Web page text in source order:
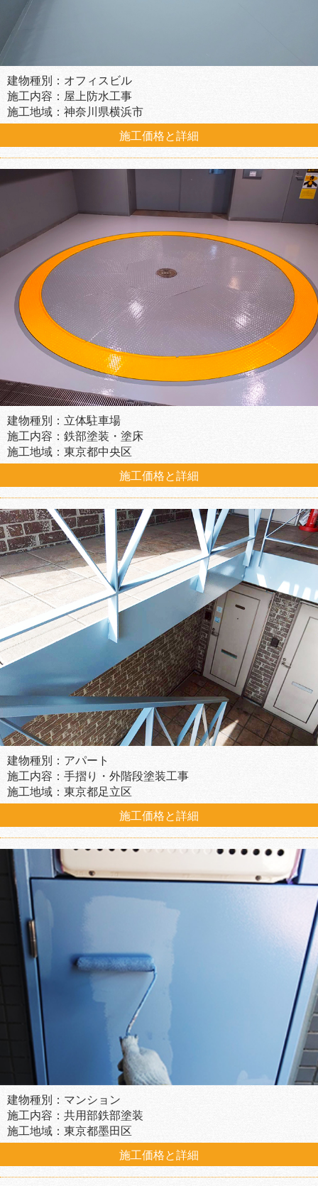
建物種別：オフィスビル
施工内容：屋上防水工事
施工地域：神奈川県横浜市
施工価格と詳細
建物種別：立体駐車場
施工内容：鉄部塗装・塗床
施工地域：東京都中央区
施工価格と詳細
建物種別：アパート
施工内容：手摺り・外階段塗装工事
施工地域：東京都足立区
施工価格と詳細
建物種別：マンション
施工内容：共用部鉄部塗装
施工地域：東京都墨田区
施工価格と詳細